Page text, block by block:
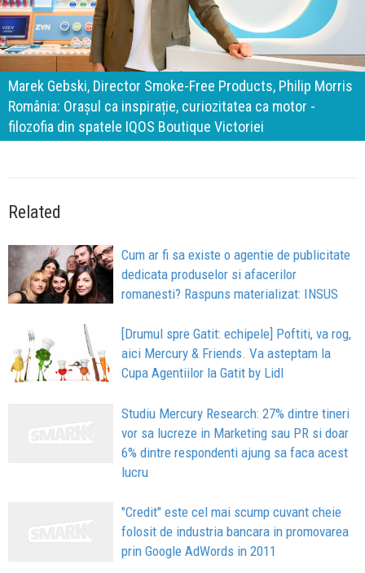
140 de ani de Mercedes-Benz. Ramona Pîrlog: Cel mai
important „test al timpului” este să inovăm constant, dar
cu aceeași responsabilitate față de oameni, siguranță și
calitate
Related
Cum ar fi sa existe o agentie de publicitate
dedicata produselor si afacerilor
romanesti? Raspuns materializat: INSUS
[Drumul spre Gatit: echipele] Poftiti, va rog,
aici Mercury & Friends. Va asteptam la
Cupa Agentiilor la Gatit by Lidl
Studiu Mercury Research: 27% dintre tineri
vor sa lucreze in Marketing sau PR si doar
6% dintre respondenti ajung sa faca acest
lucru
"Credit" este cel mai scump cuvant cheie
folosit de industria bancara in promovarea
prin Google AdWords in 2011